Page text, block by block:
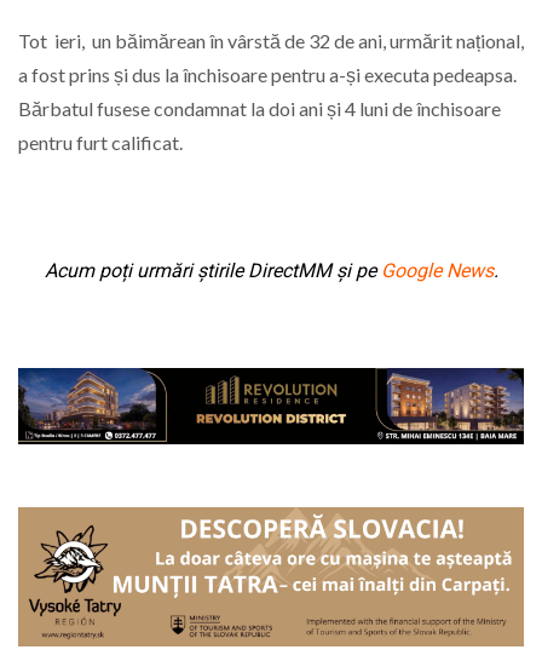
Tot ieri, un băimărean în vârstă de 32 de ani, urmărit național,
a fost prins și dus la închisoare pentru a-și executa pedeapsa.
Bărbatul fusese condamnat la doi ani și 4 luni de închisoare
pentru furt calificat.
Acum poți urmări știrile DirectMM și pe Google News.